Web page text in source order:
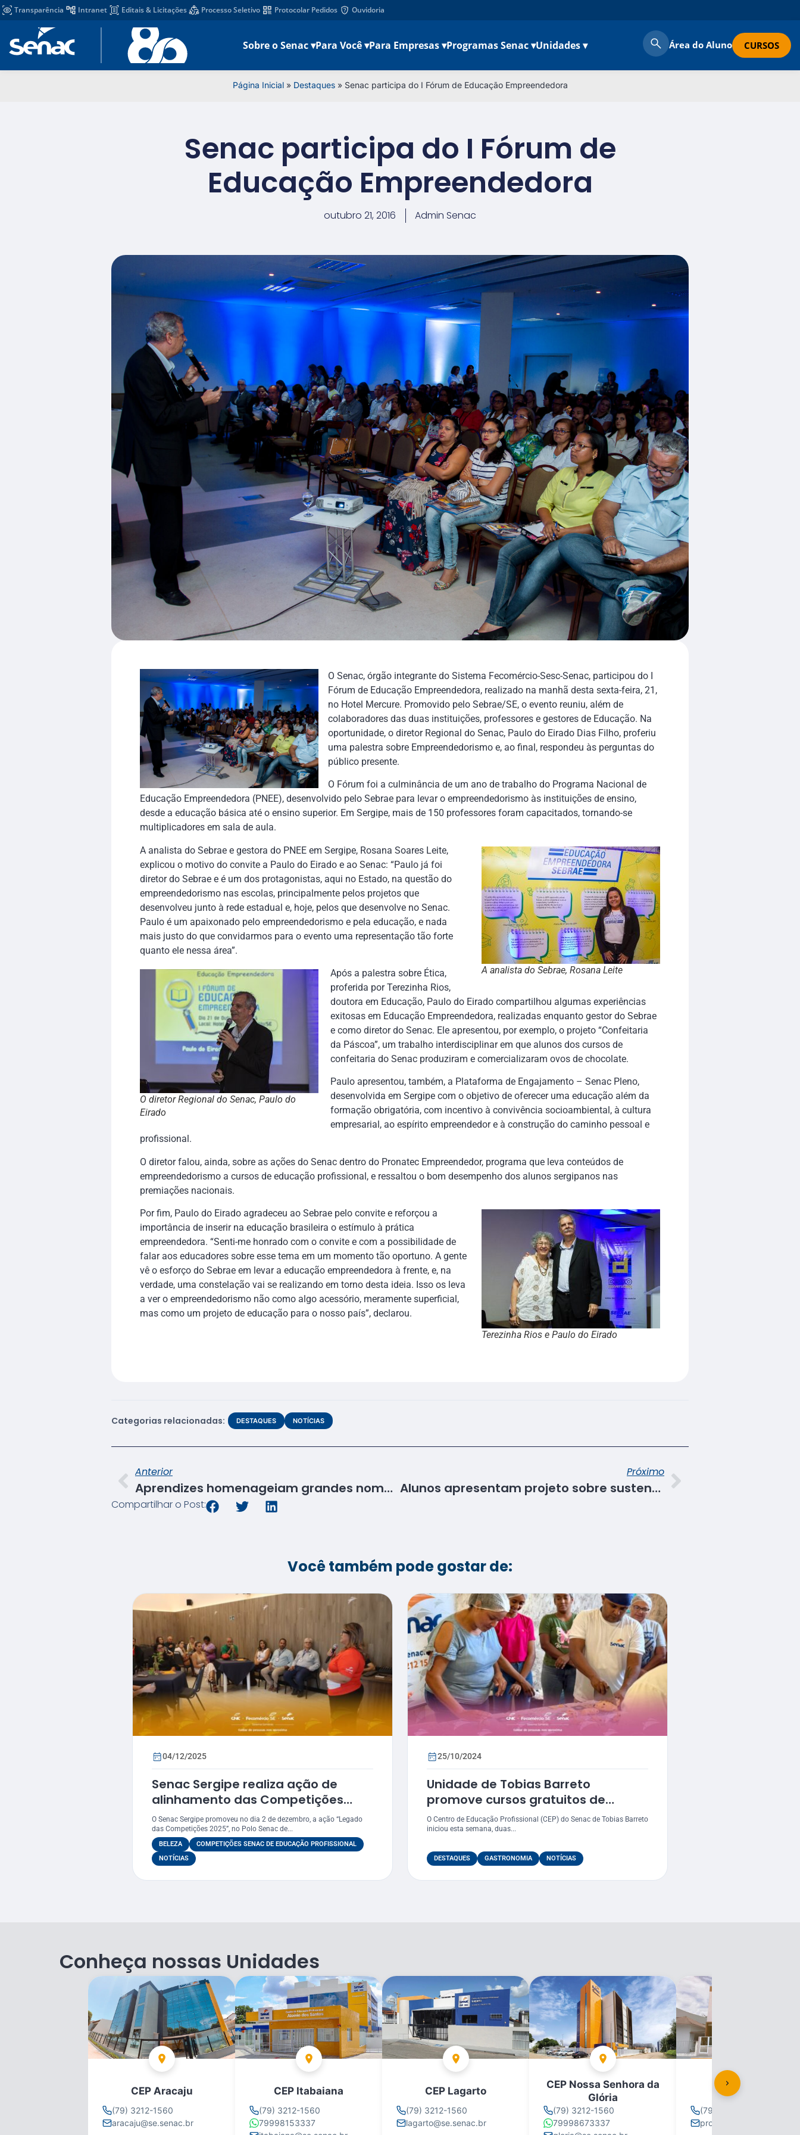
Transparência Intranet Editais & Licitações Processo Seletivo Protocolar Pedidos Ouvidoria
Sobre o Senac ▾Para Você ▾Para Empresas ▾Programas Senac ▾Unidades ▾ Área do Aluno CURSOS
Página Inicial» Destaques» Senac participa do I Fórum de Educação Empreendedora
Senac participa do I Fórum de
Educação Empreendedora
outubro 21, 2016 Admin Senac
O Senac, órgão integrante do Sistema Fecomércio-Sesc-Senac, participou do I
Fórum de Educação Empreendedora, realizado na manhã desta sexta-feira, 21,
no Hotel Mercure. Promovido pelo Sebrae/SE, o evento reuniu, além de
colaboradores das duas instituições, professores e gestores de Educação. Na
oportunidade, o diretor Regional do Senac, Paulo do Eirado Dias Filho, proferiu
uma palestra sobre Empreendedorismo e, ao final, respondeu às perguntas do
público presente.
O Fórum foi a culminância de um ano de trabalho do Programa Nacional de
Educação Empreendedora (PNEE), desenvolvido pelo Sebrae para levar o empreendedorismo às instituições de ensino,
desde a educação básica até o ensino superior. Em Sergipe, mais de 150 professores foram capacitados, tornando-se
multiplicadores em sala de aula.
A analista do Sebrae, Rosana Leite
A analista do Sebrae e gestora do PNEE em Sergipe, Rosana Soares Leite,
explicou o motivo do convite a Paulo do Eirado e ao Senac: “Paulo já foi
diretor do Sebrae e é um dos protagonistas, aqui no Estado, na questão do
empreendedorismo nas escolas, principalmente pelos projetos que
desenvolveu junto à rede estadual e, hoje, pelos que desenvolve no Senac.
Paulo é um apaixonado pelo empreendedorismo e pela educação, e nada
mais justo do que convidarmos para o evento uma representação tão forte
quanto ele nessa área”.
O diretor Regional do Senac, Paulo do
Eirado
Após a palestra sobre Ética,
proferida por Terezinha Rios,
doutora em Educação, Paulo do Eirado compartilhou algumas experiências
exitosas em Educação Empreendedora, realizadas enquanto gestor do Sebrae
e como diretor do Senac. Ele apresentou, por exemplo, o projeto “Confeitaria
da Páscoa”, um trabalho interdisciplinar em que alunos dos cursos de
confeitaria do Senac produziram e comercializaram ovos de chocolate.
Paulo apresentou, também, a Plataforma de Engajamento – Senac Pleno,
desenvolvida em Sergipe com o objetivo de oferecer uma educação além da
formação obrigatória, com incentivo à convivência socioambiental, à cultura
empresarial, ao espírito empreendedor e à construção do caminho pessoal e
profissional.
O diretor falou, ainda, sobre as ações do Senac dentro do Pronatec Empreendedor, programa que leva conteúdos de
empreendedorismo a cursos de educação profissional, e ressaltou o bom desempenho dos alunos sergipanos nas
premiações nacionais.
Terezinha Rios e Paulo do Eirado
Por fim, Paulo do Eirado agradeceu ao Sebrae pelo convite e reforçou a
importância de inserir na educação brasileira o estímulo à prática
empreendedora. “Senti-me honrado com o convite e com a possibilidade de
falar aos educadores sobre esse tema em um momento tão oportuno. A gente
vê o esforço do Sebrae em levar a educação empreendedora à frente, e, na
verdade, uma constelação vai se realizando em torno desta ideia. Isso os leva
a ver o empreendedorismo não como algo acessório, meramente superficial,
mas como um projeto de educação para o nosso país”, declarou.
Categorias relacionadas: DESTAQUES NOTÍCIAS
Anterior
Aprendizes homenageiam grandes nomes da música
Próximo
Alunos apresentam projeto sobre sustentabilidade nas empresas
Compartilhar o Post:
Você também pode gostar de:
04/12/2025
Senac Sergipe realiza ação de
alinhamento das Competições
2025
O Senac Sergipe promoveu no dia 2 de dezembro, a ação “Legado
das Competições 2025”, no Polo Senac de...
BELEZA
COMPETIÇÕES SENAC DE EDUCAÇÃO PROFISSIONAL
NOTÍCIAS
25/10/2024
Unidade de Tobias Barreto
promove cursos gratuitos de
confeitaria natalina
O Centro de Educação Profissional (CEP) do Senac de Tobias Barreto
iniciou esta semana, duas...
DESTAQUES GASTRONOMIA NOTÍCIAS
Conheça nossas Unidades
CEP Aracaju
(79) 3212-1560
aracaju@se.senac.br
CEP Itabaiana
(79) 3212-1560
79998153337
CEP Lagarto
(79) 3212-1560
lagarto@se.senac.br
CEP Nossa Senhora da
Glória
(79) 3212-1560
79998673337
CEP Propriá
(79) 3212-1560
propria@se.senac.br